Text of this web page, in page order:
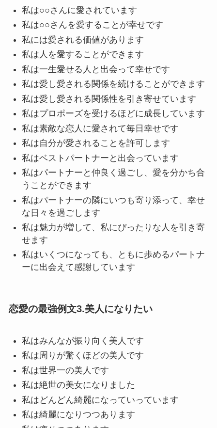
私は○○さんに愛されています
私は○○さんを愛することが幸せです
私には愛される価値があります
私は人を愛することができます
私は一生愛せる人と出会って幸せです
私は愛し愛される関係を続けることができます
私は愛し愛される関係性を引き寄せています
私はプロポーズを受けるほどに成長しています
私は素敵な恋人に愛されて毎日幸せです
私は自分が愛されることを許可します
私はベストパートナーと出会っています
私はパートナーと仲良く過ごし、愛を分かち合
うことができます
私はパートナーの隣にいつも寄り添って、幸せ
な日々を過ごします
私は魅力が増して、私にぴったりな人を引き寄
せます
私はいくつになっても、ともに歩めるパートナ
ーに出会えて感謝しています
恋愛の最強例文3.美人になりたい
私はみんなが振り向く美人です
私は周りが驚くほどの美人です
私は世界一の美人です
私は絶世の美女になりました
私はどんどん綺麗になっていっています
私は綺麗になりつつあります